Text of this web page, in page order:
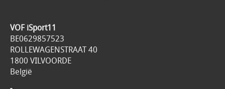
VOF iSport11
BE0629857523
ROLLEWAGENSTRAAT 40
1800 VILVOORDE
België